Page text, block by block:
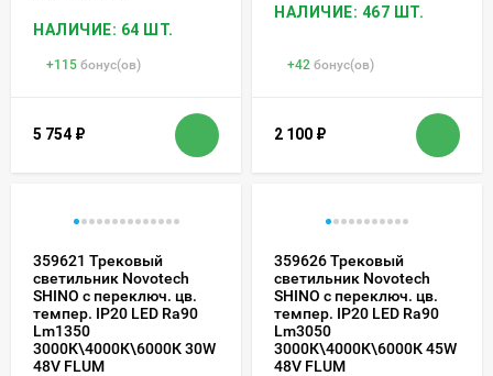
НАЛИЧИЕ: 64 ШТ.
+115 бонус(ов)
5 754 ₽
НАЛИЧИЕ: 467 ШТ.
+42 бонус(ов)
2 100 ₽
359621 Трековый
светильник Novotech
SHINO с переключ. цв.
темпер. IP20 LED Ra90
Lm1350
3000К\4000К\6000К 30W
48V FLUM
359626 Трековый
светильник Novotech
SHINO с переключ. цв.
темпер. IP20 LED Ra90
Lm3050
3000К\4000К\6000К 45W
48V FLUM